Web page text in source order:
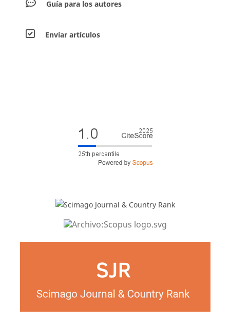
Guía para los autores
Envíar artículos